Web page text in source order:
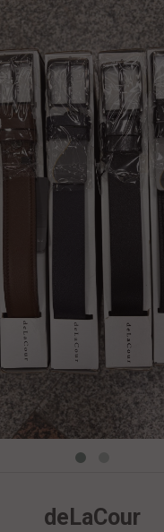
deLaCour